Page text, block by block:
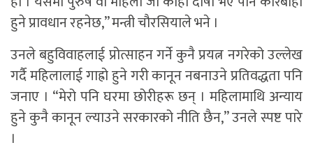
हुने प्रावधान रहनेछ,” मन्त्री चौरसियाले भने ।
उनले बहुविवाहलाई प्रोत्साहन गर्ने कुनै प्रयत्न नगरेको उल्लेख
गर्दै महिलालाई गाह्रो हुने गरी कानून नबनाउने प्रतिवद्धता पनि
जनाए । “मेरो पनि घरमा छोरीहरू छन् । महिलामाथि अन्याय
हुने कुनै कानून ल्याउने सरकारको नीति छैन,” उनले स्पष्ट पारे
।